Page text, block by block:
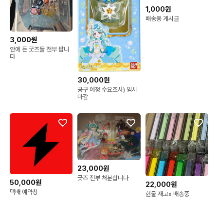
3,000원
안에 든 굿즈들 전부 팝니
다
30,000원
공구 예정 수요조사) 임시
마감
1,000원
배송용 게시글
50,000원
택배 예약창
23,000원
굿즈 전부 처분합니다
22,000원
현물 재고x 배송중